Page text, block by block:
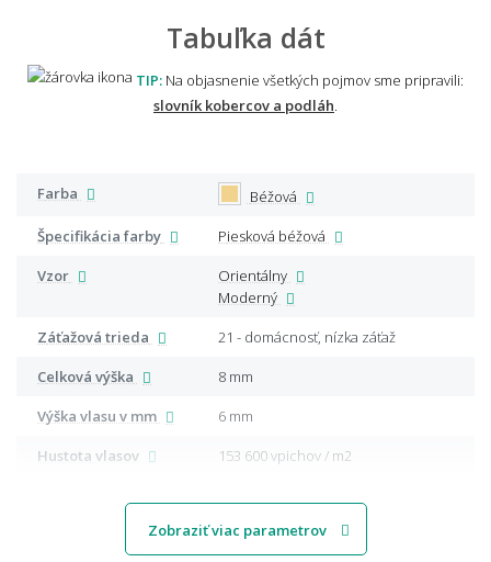
Tabuľka dát
TIP: Na objasnenie všetkých pojmov sme pripravili:
slovník kobercov a podláh
Farba
Béžová
Špecifikácia farby
Piesková béžová
Vzor
Orientálny
Moderný
Záťažová trieda
21 - domácnosť, nízka záťaž
Celková výška
8 mm
Výška vlasu v mm
6 mm
Hustota vlasov
153 600 vpichov / m2
Zobraziť viac parametrov